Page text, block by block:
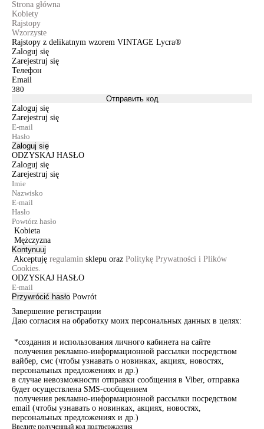
Strona główna
Kobiety
Rajstopy
Wzorzyste
Rajstopy z delikatnym wzorem VINTAGE Lycra®
Zaloguj się
Zarejestruj się
Телефон
Email
Отправить код
Zaloguj się
Zarejestruj się
Zaloguj się
ODZYSKAJ HASŁO
Zaloguj się
Zarejestruj się
Kobieta
Mężczyzna
Kontynuuj
Akceptuję regulamin sklepu oraz Politykę Prywatności i Plików
Cookies.
ODZYSKAJ HASŁO
Przywrócić hasło Powrót
Завершение регистрации
Даю согласия на обработку моих персональных данных в целях:
*создания и использования личного кабинета на сайте
получения рекламно-информационной рассылки посредством
вайбер, смс (чтобы узнавать о новинках, акциях, новостях,
персональных предложениях и др.)
в случае невозможности отправки сообщения в Viber, отправка
будет осуществлена SMS-сообщением
получения рекламно-информационной рассылки посредством
email (чтобы узнавать о новинках, акциях, новостях,
персональных предложениях и др.)
Введите полученный код подтверждения